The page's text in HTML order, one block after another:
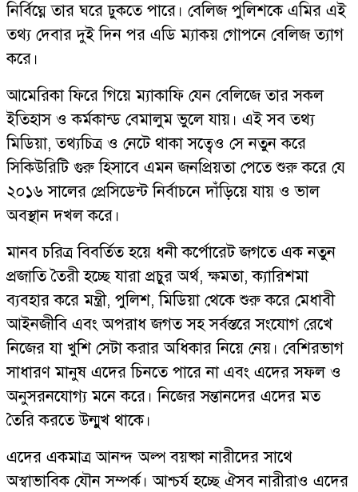
নির্বিঘ্নে তার ঘরে ঢুকতে পারে। বেলিজ পুলিশকে এমির এই
তথ্য দেবার দুই দিন পর এডি ম্যাকয় গোপনে বেলিজ ত্যাগ
করে।
আমেরিকা ফিরে গিয়ে ম্যাকাফি যেন বেলিজে তার সকল
ইতিহাস ও কর্মকান্ড বেমালুম ভুলে যায়। এই সব তথ্য
মিডিয়া, তথ্যচিত্র ও নেটে থাকা সত্বেও সে নতুন করে
সিকিউরিটি গুরু হিসাবে এমন জনপ্রিয়তা পেতে শুরু করে যে
২০১৬ সালের প্রেসিডেন্ট নির্বাচনে দাঁড়িয়ে যায় ও ভাল
অবস্থান দখল করে।
মানব চরিত্র বিবর্তিত হয়ে ধনী কর্পোরেট জগতে এক নতুন
প্রজাতি তৈরী হচ্ছে যারা প্রচুর অর্থ, ক্ষমতা, ক্যারিশমা
ব্যবহার করে মন্ত্রী, পুলিশ, মিডিয়া থেকে শুরু করে মেধাবী
আইনজীবি এবং অপরাধ জগত সহ সর্বস্তরে সংযোগ রেখে
নিজের যা খুশি সেটা করার অধিকার নিয়ে নেয়। বেশিরভাগ
সাধারণ মানুষ এদের চিনতে পারে না এবং এদের সফল ও
অনুসরনযোগ্য মনে করে। নিজের সন্তানদের এদের মত
তৈরি করতে উন্মুখ থাকে।
এদের একমাত্র আনন্দ অল্প বয়ষ্কা নারীদের সাথে
অস্বাভাবিক যৌন সম্পর্ক। আশ্চর্য হচ্ছে ঐসব নারীরাও এদের